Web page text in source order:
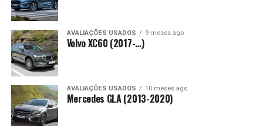
AVALIAÇÕES USADOS 9 meses ago
Volvo XC60 (2017-…)
AVALIAÇÕES USADOS 10 meses ago
Mercedes GLA (2013-2020)